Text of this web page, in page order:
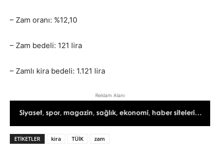
– Zam oranı: %12,10
– Zam bedeli: 121 lira
– Zamlı kira bedeli: 1.121 lira
Reklam Alanı
ETIKETLER kira TÜİK zam